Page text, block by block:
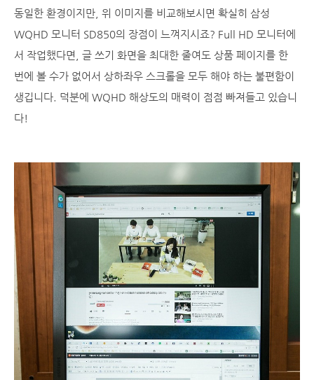
동일한 환경이지만, 위 이미지를 비교해보시면 확실히 삼성
WQHD 모니터 SD850의 장점이 느껴지시죠? Full HD 모니터에
서 작업했다면, 글 쓰기 화면을 최대한 줄여도 상품 페이지를 한
번에 볼 수가 없어서 상하좌우 스크롤을 모두 해야 하는 불편함이
생깁니다. 덕분에 WQHD 해상도의 매력이 점점 빠져들고 있습니
다!